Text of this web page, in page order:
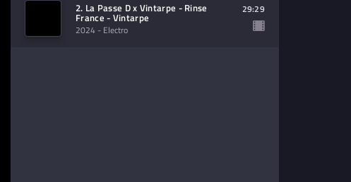
2. La Passe D x Vintarpe - Rinse
France - Vintarpe
2024 - Electro
29:29